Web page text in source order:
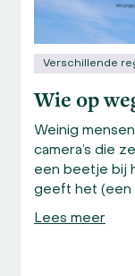
the
buttons
Verschillende
Wie op
Weinig
camera’s die
een beetje bij
geeft het (een
Lees meer